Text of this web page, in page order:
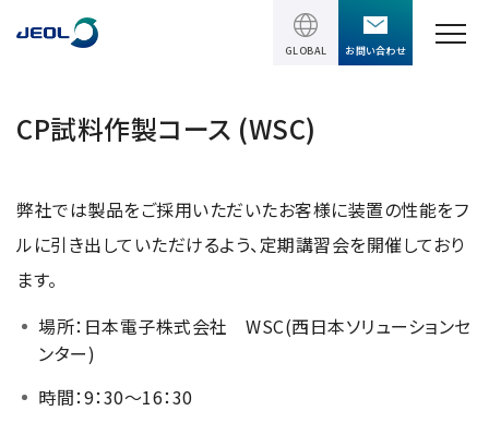
製品情報
理科学機器
電子顕微鏡 総合
透過電子顕微鏡 (TEM)
TEM周辺機器
サービス＆サポート
サービス＆サポート
装置利用サポート
講習
ソリューション
ソリューション
イベント・セミナー
GLOBAL お問い合わせ
CP試料作製コース (WSC)
弊社では製品をご採用いただいたお客様に装置の性能をフ
ルに引き出していただけるよう、定期講習会を開催しており
ます。
場所：日本電子株式会社 WSC(西日本ソリューションセ
ンター)
時間：9：30～16：30